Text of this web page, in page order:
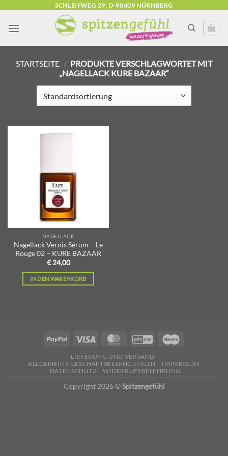
springen
SCHLEIFWEG 29, D-90409 NÜRNBERG
STARTSEITE / PRODUKTE VERSCHLAGWORTET MIT
„NAGELLACK KURE BAZAAR“
NAGELLACK
Nagellack Vernis Sérum – Le
Rouge 02 – KURE BAZAAR
€ 24,00
IN DEN WARENKORB
LIEFERUNG UND VERSAND
ALLGEMEINE GESCHÄFTSBEDINGUNGEN
IMPRESSUM
DATENSCHUTZ
WIDERRUFSBELEHRUNG
Copyright 2026 ©Spitzengefühl